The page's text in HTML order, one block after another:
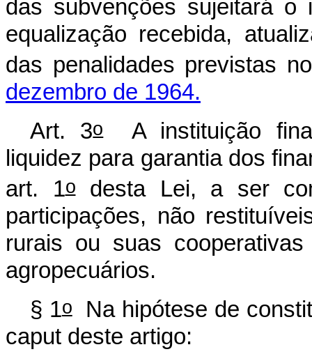
das subvenções sujeitará
equalização recebida,
das penalidades previstas
dezembro de 1964.
Art. 3oA instituição
liquidez para garantia dos
art. 1odesta Lei, a ser
participações, não
rurais ou suas
agropecuários.
§ 1oNa hipótese de
caput deste artigo: